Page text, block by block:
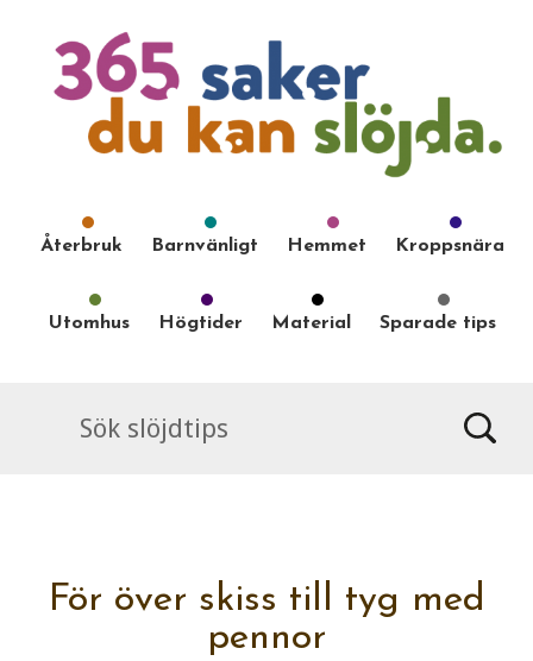
Återbruk Barnvänligt Hemmet Kroppsnära
Utomhus Högtider Material Sparade tips
För över skiss till tyg med
pennor